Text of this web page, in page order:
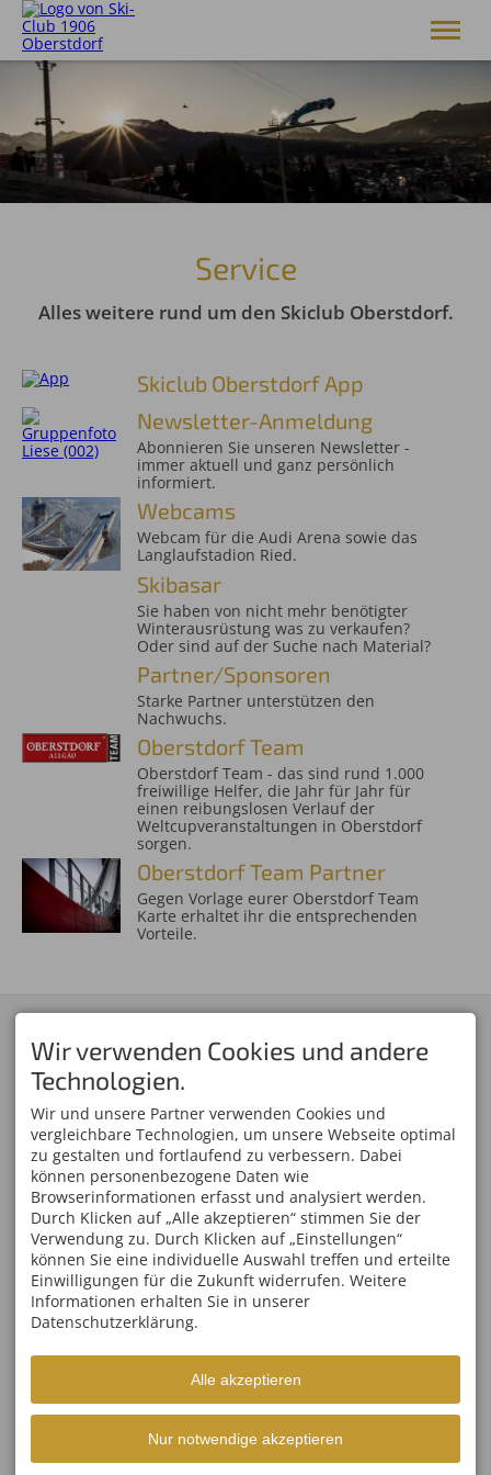
Skiclub 1906 Oberstdorf e.V.
Club
Skiakademie
Shop
Service
Alles weitere rund um den Skiclub Oberstdorf.
Skiclub Oberstdorf App
Newsletter-Anmeldung
Abonnieren Sie unseren Newsletter -
immer aktuell und ganz persönlich
informiert.
Webcams
Webcam für die Audi Arena sowie das
Langlaufstadion Ried.
Skibasar
Sie haben von nicht mehr benötigter
Winterausrüstung was zu verkaufen?
Oder sind auf der Suche nach Material?
Partner/Sponsoren
Starke Partner unterstützen den
Nachwuchs.
Oberstdorf Team
Oberstdorf Team - das sind rund 1.000
freiwillige Helfer, die Jahr für Jahr für
einen reibungslosen Verlauf der
Weltcupveranstaltungen in Oberstdorf
sorgen.
Oberstdorf Team Partner
Gegen Vorlage eurer Oberstdorf Team
Karte erhaltet ihr die entsprechenden
Vorteile.
KONTAKT
Skiclub 1906 Oberstdorf
e.V.
Am Faltenbach 27
87561 Oberstdorf
DEUTSCHLAND
Tel.+49 8322 809 01 00
Fax +49 8322 809 01 01
info@skiclub-oberstdorf.de
SERVICE
Skiclub Oberstdorf App
Newsletter-Anmeldung
Partner/Sponsoren
Anfahrt
WELTCUPS IM ALLGÄU
Vierschanzentournee
FIS Weltcup Skifliegen
FIS Ski Weltcup
Ofterschwang
FIS Tour de Ski Oberstdorf
FIS Nordische Kombination
Weltcup
FIS Weltcup Skispringen
Damen
ÖFFNUNGSZEITEN
Mo - Fr
08:00-17:00
Sa, So
geschlossen
ImpressumDatenschutzBarrierefreiheitCookie-Einstellungen
Facebook Instagram Webcam
Wir verwenden Cookies und andere
Technologien.
Wir und unsere Partner verwenden Cookies und
vergleichbare Technologien, um unsere Webseite optimal
zu gestalten und fortlaufend zu verbessern. Dabei
können personenbezogene Daten wie
Browserinformationen erfasst und analysiert werden.
Durch Klicken auf „Alle akzeptieren“ stimmen Sie der
Verwendung zu. Durch Klicken auf „Einstellungen“
können Sie eine individuelle Auswahl treffen und erteilte
Einwilligungen für die Zukunft widerrufen. Weitere
Informationen erhalten Sie in unserer
Datenschutzerklärung.
Alle akzeptieren
Nur notwendige akzeptieren